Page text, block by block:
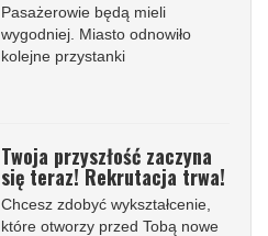
Pasażerowie będą mieli
wygodniej. Miasto odnowiło
kolejne przystanki
Twoja przyszłość zaczyna
się teraz! Rekrutacja trwa!
Chcesz zdobyć wykształcenie,
które otworzy przed Tobą nowe